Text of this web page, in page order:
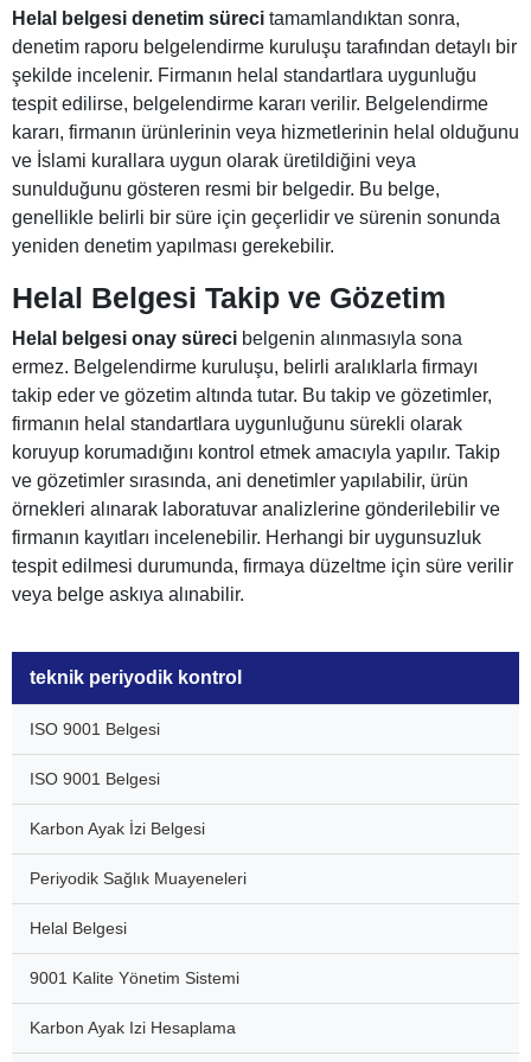
teknik periyodik kontrol
ISO 9001 Belgesi
ISO 9001 Belgesi
Karbon Ayak İzi Belgesi
Periyodik Sağlık Muayeneleri
Helal Belgesi
9001 Kalite Yönetim Sistemi
Karbon Ayak Izi Hesaplama
Helal belgesi denetim süreci tamamlandıktan sonra,
denetim raporu belgelendirme kuruluşu tarafından detaylı bir
şekilde incelenir. Firmanın helal standartlara uygunluğu
tespit edilirse, belgelendirme kararı verilir. Belgelendirme
kararı, firmanın ürünlerinin veya hizmetlerinin helal olduğunu
ve İslami kurallara uygun olarak üretildiğini veya
sunulduğunu gösteren resmi bir belgedir. Bu belge,
genellikle belirli bir süre için geçerlidir ve sürenin sonunda
yeniden denetim yapılması gerekebilir.
Helal Belgesi Takip ve Gözetim
Helal belgesi onay süreci belgenin alınmasıyla sona
ermez. Belgelendirme kuruluşu, belirli aralıklarla firmayı
takip eder ve gözetim altında tutar. Bu takip ve gözetimler,
firmanın helal standartlara uygunluğunu sürekli olarak
koruyup korumadığını kontrol etmek amacıyla yapılır. Takip
ve gözetimler sırasında, ani denetimler yapılabilir, ürün
örnekleri alınarak laboratuvar analizlerine gönderilebilir ve
firmanın kayıtları incelenebilir. Herhangi bir uygunsuzluk
tespit edilmesi durumunda, firmaya düzeltme için süre verilir
veya belge askıya alınabilir.